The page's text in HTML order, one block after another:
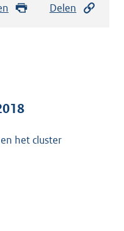
Delen
het cluster